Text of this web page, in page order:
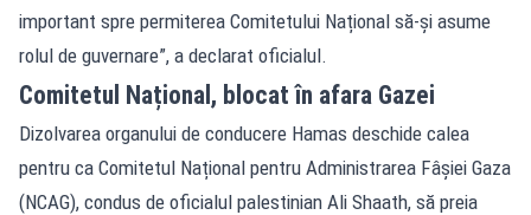
important spre permiterea Comitetului Național să-și asume
rolul de guvernare”, a declarat oficialul.
Comitetul Național, blocat în afara Gazei
Dizolvarea organului de conducere Hamas deschide calea
pentru ca Comitetul Național pentru Administrarea Fâșiei Gaza
(NCAG), condus de oficialul palestinian Ali Shaath, să preia